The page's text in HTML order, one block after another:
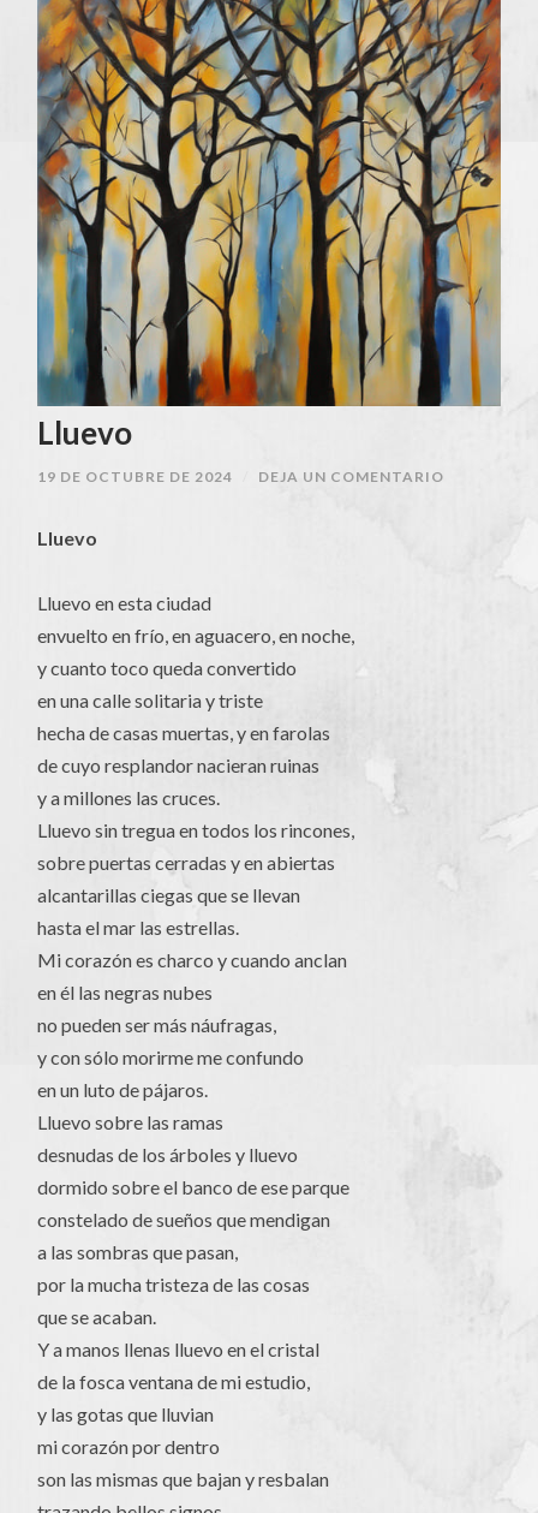
Lluevo
19 DE OCTUBRE DE 2024 DEJA UN COMENTARIO
Lluevo
Lluevo en esta ciudad
envuelto en frío, en aguacero, en noche,
y cuanto toco queda convertido
en una calle solitaria y triste
hecha de casas muertas, y en farolas
de cuyo resplandor nacieran ruinas
y a millones las cruces.
Lluevo sin tregua en todos los rincones,
sobre puertas cerradas y en abiertas
alcantarillas ciegas que se llevan
hasta el mar las estrellas.
Mi corazón es charco y cuando anclan
en él las negras nubes
no pueden ser más náufragas,
y con sólo morirme me confundo
en un luto de pájaros.
Lluevo sobre las ramas
desnudas de los árboles y lluevo
dormido sobre el banco de ese parque
constelado de sueños que mendigan
a las sombras que pasan,
por la mucha tristeza de las cosas
que se acaban.
Y a manos llenas lluevo en el cristal
de la fosca ventana de mi estudio,
y las gotas que lluvian
mi corazón por dentro
son las mismas que bajan y resbalan